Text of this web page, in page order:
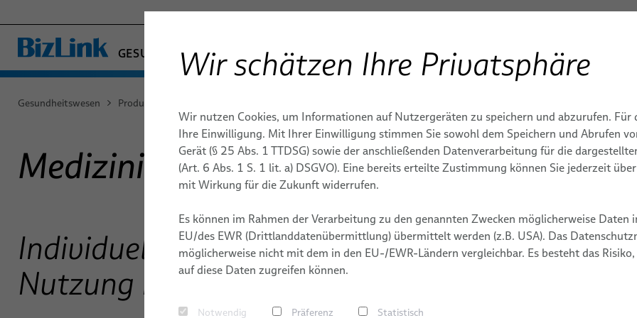
− ENGINEERED SOLUTIONS
GESUNDHEITSWESEN
MOBILITÄT
HALBLEITERTECHNIK
TELECOM & NETWORKING
Produkte & Dienstleistungen
Kundenspezifische Kabelmeterware
Standard- & Spezial-Kupferkabel
elocab Miniaturkabel
Flachkabel
elocab Endoskopiekabel
KABELSYSTEME FÜR
MEDIZINTECHNIK
Kabelbäume & -systeme
Medizinische Einwegkabel
Kabel-Subsysteme
Umspritzte Stecker, Tüllen und
MEDIZINTECHNISCHE
Medizinische Robotik
ORION
BizLink
Anwendungen
DIAGNOSTISCHE BILDGEBUNG
Röntgen
Mammographie
Magnetresonanztomographie (MRT)
ENDOSKOPIE
INNER BODY
Hochfrequenz (HF)-Chirurgie
Roboter- und Computerassistierte
Chirurgie (CAS)
MONITORING
EKG, EEG & MEG
LABORDIAGNOSTIK
TECHNOLOGIEN
PUBLIKATIONEN
UMWELT UND ENERGIE
KARRIERE
TERMINE
Gesundheitswesen Produkte & Dienstleistungen
Medizinische Einwegkabel
Individuelle Kabellösungen für eine einmalige
Nutzung in medizinischen Anwendungen.
Wir schätzen Ihre Privatsphäre
Wir nutzen Cookies, um Informationen auf Nutzergeräten zu speichern und abzurufen. Für
Ihre Einwilligung. Mit Ihrer Einwilligung stimmen Sie sowohl dem Speichern und Abrufen
Gerät (§ 25 Abs. 1 TTDSG) sowie der anschließenden Datenverarbeitung für die
(Art. 6 Abs. 1 S. 1 lit. a) DSGVO). Eine bereits erteilte Zustimmung können Sie jederzeit
mit Wirkung für die Zukunft widerrufen.
Es können im Rahmen der Verarbeitung zu den genannten Zwecken möglicherweise Daten
EU/des EWR (Drittlanddatenübermittlung) übermittelt werden (z.B. USA). Das
möglicherweise nicht mit dem in den EU-/EWR-Ländern vergleichbar. Es besteht das
auf diese Daten zugreifen können.
Notwendig Präferenz Statistisch